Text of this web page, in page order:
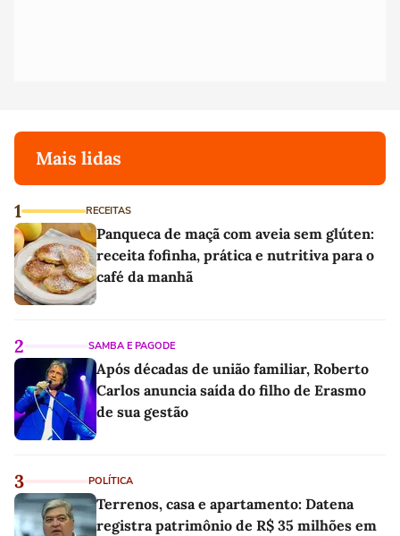
Mais lidas
1 RECEITAS
Panqueca de maçã com aveia sem glúten:
receita fofinha, prática e nutritiva para o
café da manhã
2 SAMBA E PAGODE
Após décadas de união familiar, Roberto
Carlos anuncia saída do filho de Erasmo
de sua gestão
3 POLÍTICA
Terrenos, casa e apartamento: Datena
registra patrimônio de R$ 35 milhões em